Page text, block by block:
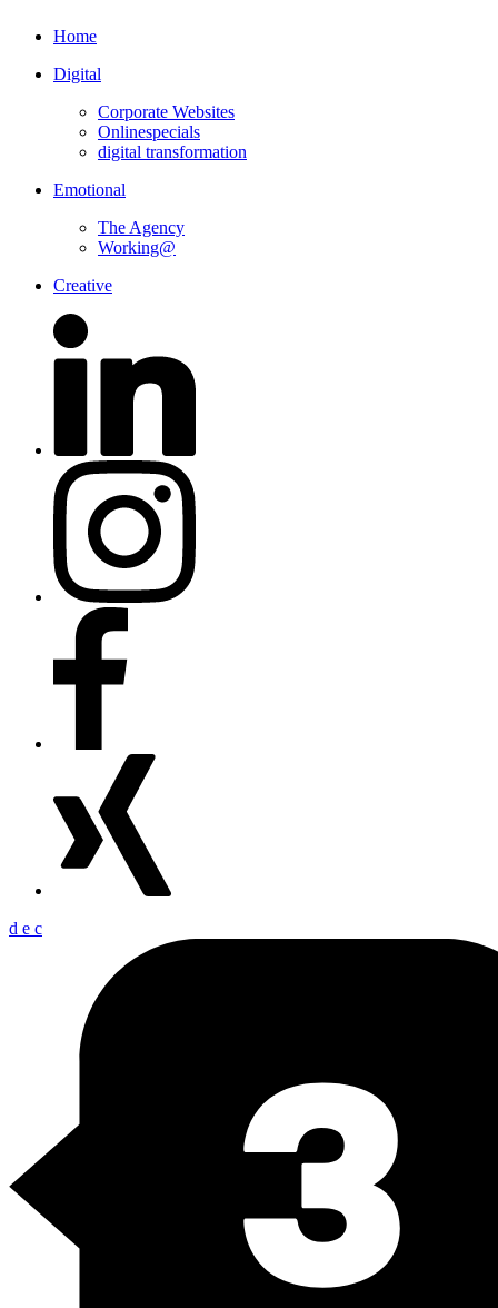
Home
Digital
Corporate Websites
Onlinespecials
digital transformation
Emotional
The Agency
Working@
Creative
d e c